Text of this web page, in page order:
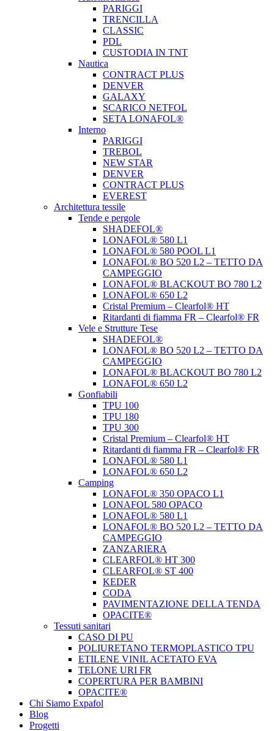
PARIGGI
TRENCILLA
CLASSIC
PDL
CUSTODIA IN TNT
Nautica
CONTRACT PLUS
DENVER
GALAXY
SCARICO NETFOL
SETA LONAFOL®
Interno
PARIGGI
TREBOL
NEW STAR
DENVER
CONTRACT PLUS
EVEREST
Architettura tessile
Tende e pergole
SHADEFOL®
LONAFOL® 580 L1
LONAFOL® 580 POOL L1
LONAFOL® BO 520 L2 – TETTO DA
CAMPEGGIO
LONAFOL® BLACKOUT BO 780 L2
LONAFOL® 650 L2
Cristal Premium – Clearfol® HT
Ritardanti di fiamma FR – Clearfol® FR
Vele e Strutture Tese
SHADEFOL®
LONAFOL® BO 520 L2 – TETTO DA
CAMPEGGIO
LONAFOL® BLACKOUT BO 780 L2
LONAFOL® 650 L2
Gonfiabili
TPU 100
TPU 180
TPU 300
Cristal Premium – Clearfol® HT
Ritardanti di fiamma FR – Clearfol® FR
LONAFOL® 580 L1
LONAFOL® 650 L2
Camping
LONAFOL® 350 OPACO L1
LONAFOL 580 OPACO
LONAFOL® 580 L1
LONAFOL® BO 520 L2 – TETTO DA
CAMPEGGIO
ZANZARIERA
CLEARFOL® HT 300
CLEARFOL® ST 400
KEDER
CODA
PAVIMENTAZIONE DELLA TENDA
OPACITE®
Tessuti sanitari
CASO DI PU
POLIURETANO TERMOPLASTICO TPU
ETILENE VINIL ACETATO EVA
TELONE URI FR
COPERTURA PER BAMBINI
OPACITE®
Chi Siamo Expafol
Blog
Progetti